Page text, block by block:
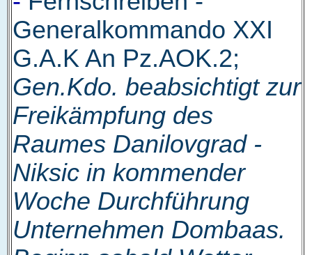
Generalkommando XXI
G.A.K An Pz.AOK.2;
Gen.Kdo. beabsichtigt zur
Freikämpfung des
Raumes Danilovgrad -
Niksic in kommender
Woche Durchführung
Unternehmen Dombaas.